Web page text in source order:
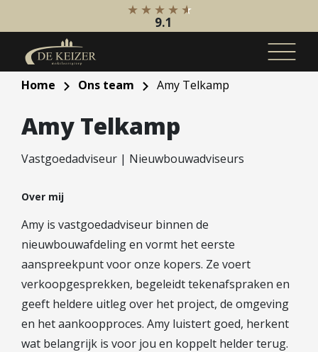
Bestaande bouw
Nieuwbouw
Bedrijfsaanbod
Huuraanbod
Bestaande bouw
Internationaal
Nieuwbouw
Bedrijfsaanbod
Diensten
9.1
Home Ons team Amy Telkamp
Amy Telkamp
Vastgoedadviseur | Nieuwbouwadviseurs
Over mij
Amy is vastgoedadviseur binnen de
nieuwbouwafdeling en vormt het eerste
aanspreekpunt voor onze kopers. Ze voert
verkoopgesprekken, begeleidt tekenafspraken en
geeft heldere uitleg over het project, de omgeving
en het aankoopproces. Amy luistert goed, herkent
wat belangrijk is voor jou en koppelt helder terug.